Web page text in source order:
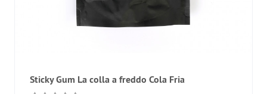
Sticky Gum La colla a freddo Cola Fria